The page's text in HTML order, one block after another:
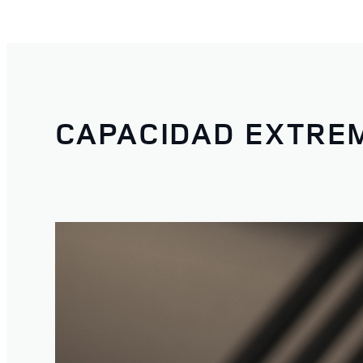
CAPACIDAD